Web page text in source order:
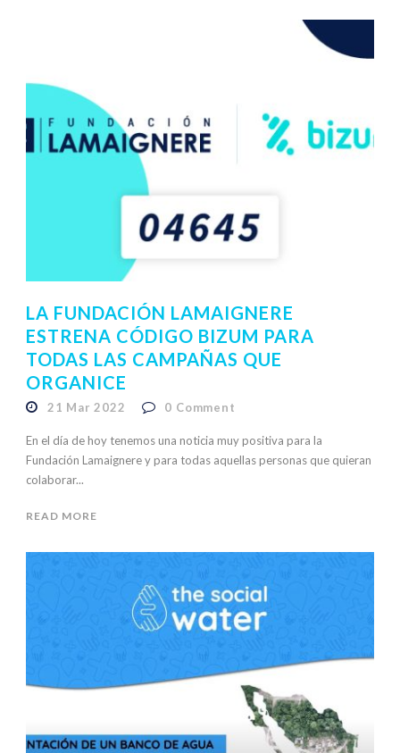
LA FUNDACIÓN LAMAIGNERE
ESTRENA CÓDIGO BIZUM PARA
TODAS LAS CAMPAÑAS QUE
ORGANICE
21 Mar 2022 0 Comment
En el día de hoy tenemos una noticia muy positiva para la
Fundación Lamaignere y para todas aquellas personas que quieran
colaborar...
READ MORE